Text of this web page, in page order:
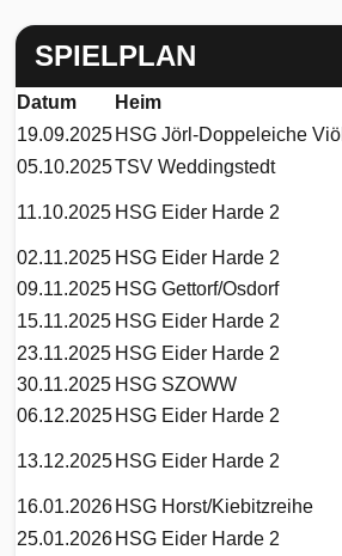
SPIELPLAN
Datum Heim
19.09.2025 HSG Jörl-Doppeleiche Viöl
05.10.2025TSV Weddingstedt
11.10.2025 HSG Eider Harde 2
02.11.2025 HSG Eider Harde 2
09.11.2025 HSG Gettorf/Osdorf
15.11.2025 HSG Eider Harde 2
23.11.2025 HSG Eider Harde 2
30.11.2025 HSG SZOWW
06.12.2025 HSG Eider Harde 2
13.12.2025 HSG Eider Harde 2
16.01.2026 HSG Horst/Kiebitzreihe
25.01.2026 HSG Eider Harde 2